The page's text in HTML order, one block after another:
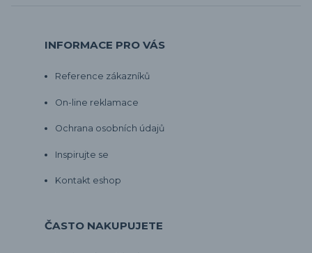
INFORMACE PRO VÁS
Reference zákazníků
On-line reklamace
Ochrana osobních údajů
Inspirujte se
Kontakt eshop
ČASTO NAKUPUJETE